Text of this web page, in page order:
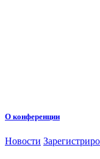
О конференции
Новости